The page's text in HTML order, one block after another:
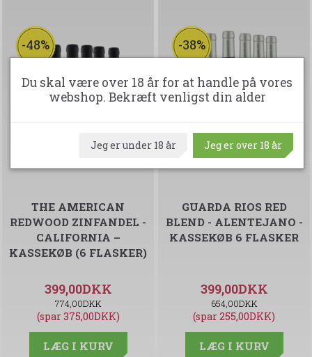
-48%
THE AMERICAN
REDWOOD ZINFANDEL -
CALIFORNIA –
KASSEKØB (6 FLASKER)
399,00DKK
774,00DKK
(spar 375,00DKK)
LÆG I KURV
-38%
GUARDA RIOS RED
BLEND - ALENTEJANO -
KASSEKØB 6 FLASKER
399,00DKK
654,00DKK
(spar 255,00DKK)
LÆG I KURV
Du skal være over 18 år for at handle på vores
webshop. Bekræft venligst din alder
Jeg er under 18 år Jeg er over 18 år